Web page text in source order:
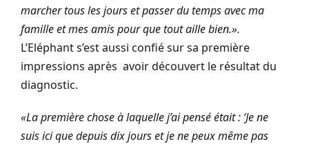
marcher tous les jours et passer du temps avec ma
famille et mes amis pour que tout aille bien.».
L’Eléphant s’est aussi confié sur sa première
impressions après avoir découvert le résultat du
diagnostic.
«La première chose à laquelle j’ai pensé était : ‘Je ne
suis ici que depuis dix jours et je ne peux même pas